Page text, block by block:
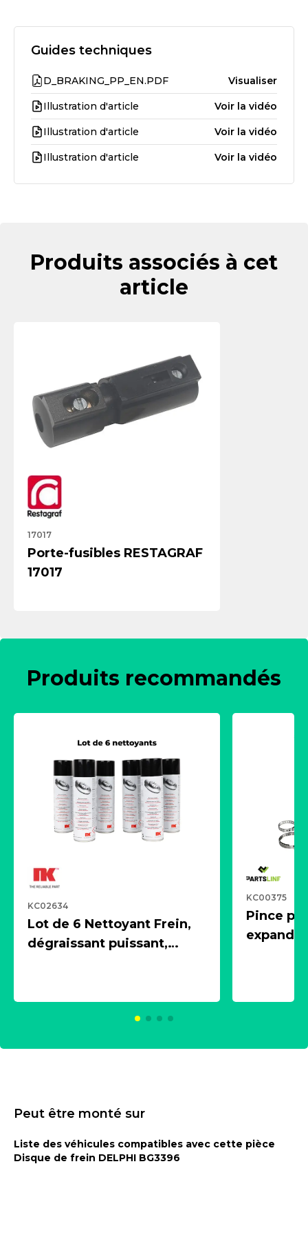
Guides techniques
D_BRAKING_PP_EN.PDF Visualiser
Illustration d'article Voir la vidéo
Illustration d'article Voir la vidéo
Illustration d'article Voir la vidéo
Produits associés à cet
article
17017
Porte-fusibles RESTAGRAF
17017
Produits recommandés
KC02634
Lot de 6 Nettoyant Frein,
dégraissant puissant,
KC00375
Pince
Peut être monté sur
Liste des véhicules compatibles avec cette pièce
Disque de frein DELPHI BG3396